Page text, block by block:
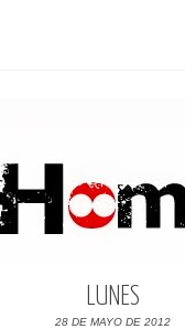
LUNES
28 DE MAYO DE 2012